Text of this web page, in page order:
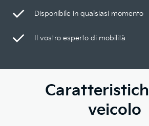
Disponibile in qualsiasi momento
Il vostro esperto di mobilità
veicolo